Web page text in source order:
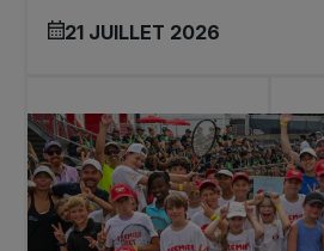
21 JUILLET 2026